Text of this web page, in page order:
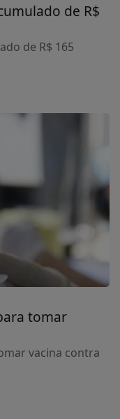
de R$
de R$ 165
tomar
vacina contra